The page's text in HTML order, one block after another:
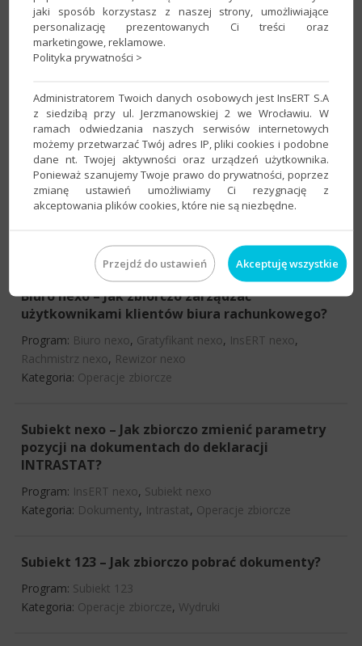
Biuro GT – Jak zbiorczo wyliczyć korekty
deklaracji PIT-11 i wysłać je elektronicznie?
GT, Rewizor GT
Kategoria:Deklaracje skarbowe i JPK, Klienci biura,Operacje
zbiorcze
Subiekt GT – Jak zbiorczo zmienić uwagi
dokumentów?
Dokumenty,Operacje zbiorcze
Biuro nexo – Jak zbiorczo zarządzać
użytkownikami klientów biura rachunkowego?
Program: Biuro nexo, Gratyfikant nexo, InsERT nexo,
Rachmistrz nexo, Rewizor nexo
Kategoria: Operacje zbiorcze
Subiekt nexo – Jak zbiorczo zmienić parametry
pozycji na dokumentach do deklaracji
INTRASTAT?
Program: InsERT nexo, Subiekt nexo
Kategoria: Dokumenty, Intrastat, Operacje zbiorcze
Subiekt 123 – Jak zbiorczo pobrać dokumenty?
Program: Subiekt 123
Kategoria: Operacje zbiorcze, Wydruki
jaki sposób korzystasz z naszej strony, umożliwiające
personalizację prezentowanych Ci treści oraz
marketingowe, reklamowe.
Polityka prywatności >
Administratorem Twoich danych osobowych jest InsERT S.A
z siedzibą przy ul. Jerzmanowskiej 2 we Wrocławiu. W
ramach odwiedzania naszych serwisów internetowych
możemy przetwarzać Twój adres IP, pliki cookies i podobne
dane nt. Twojej aktywności oraz urządzeń użytkownika.
Ponieważ szanujemy Twoje prawo do prywatności, poprzez
zmianę ustawień umożliwiamy Ci rezygnację z
akceptowania plików cookies, które nie są niezbędne.
Przejdź do ustawień Akceptuję wszystkie